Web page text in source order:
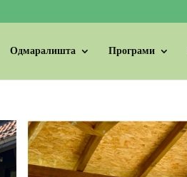
Одмаралишта Програми